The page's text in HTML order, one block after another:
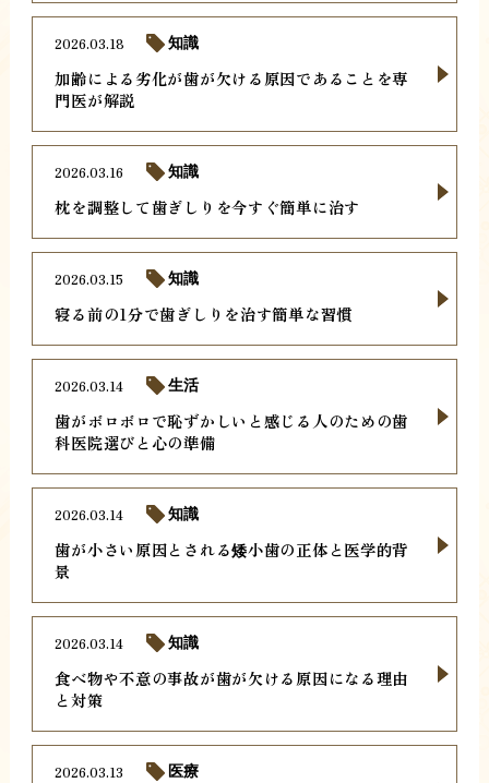
加齢による劣化が歯が欠ける原因であることを専
門医が解説
2026.03.18 知識
枕を調整して歯ぎしりを今すぐ簡単に治す
2026.03.16 知識
寝る前の1分で歯ぎしりを治す簡単な習慣
2026.03.15 知識
歯がボロボロで恥ずかしいと感じる人のための歯
科医院選びと心の準備
2026.03.14 生活
歯が小さい原因とされる矮小歯の正体と医学的背
景
2026.03.14 知識
食べ物や不意の事故が歯が欠ける原因になる理由
と対策
2026.03.14 知識
2026.03.13 医療